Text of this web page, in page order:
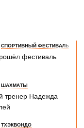
СПОРТИВНЫЙ ФЕСТИВАЛЬ
фестиваль
ШАХМАТЫ
тренер Надежда
ТХЭКВОНДО